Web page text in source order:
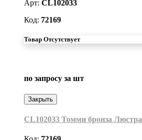
Арт: CL102033
Код: 72169
Товар Отсутствует
по запросу за шт
Закрыть
CL102033 Томми бронза Люстра